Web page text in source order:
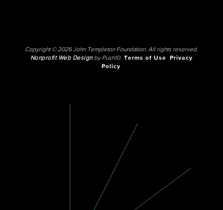
Copyright © 2026 John Templeton Foundation. All rights reserved.
Nonprofit Web Designby Push10. Terms of Use
Privacy
Policy